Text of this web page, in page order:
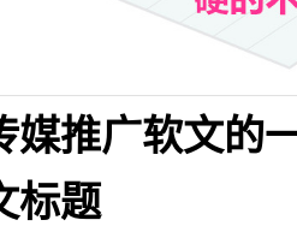
媒推广软文的
标题